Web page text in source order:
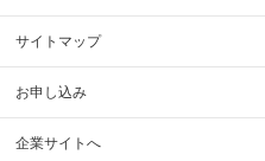
サイトマップ
お申し込み
企業サイトへ